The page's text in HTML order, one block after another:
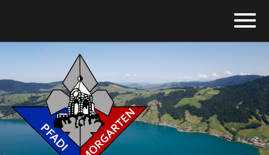
Blog
Über uns
Stufen